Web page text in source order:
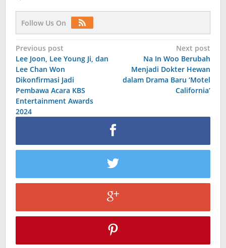
Follow Us On
Post
navigation
Previous post
Lee Joon, Lee Young Ji, dan
Lee Chan Won
Dikonfirmasi Jadi
Pembawa Acara KBS
Entertainment Awards
2024
Next post
Na In Woo Berubah
Menjadi Dokter Hewan
dalam Drama Baru ‘Motel
California’